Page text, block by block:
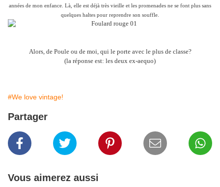
années de mon enfance. Là, elle est déjà très vieille et les promenades ne se font plus sans
quelques haltes pour reprendre son souffle.
Alors, de Poule ou de moi, qui le porte avec le plus de classe?
(la réponse est: les deux ex-aequo)
#We love vintage!
Partager
Vous aimerez aussi